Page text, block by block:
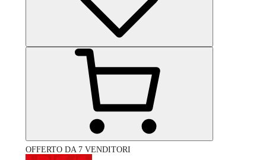
OFFERTO DA 7 VENDITORI